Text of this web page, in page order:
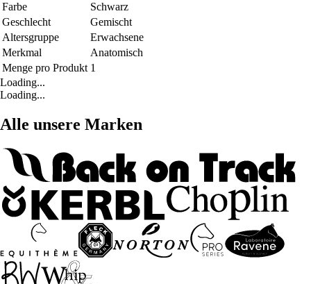
Farbe
Schwarz
Geschlecht
Gemischt
Altersgruppe
Erwachsene
Merkmal
Anatomisch
Menge pro Produkt 1
Loading...
Loading...
Alle unsere Marken